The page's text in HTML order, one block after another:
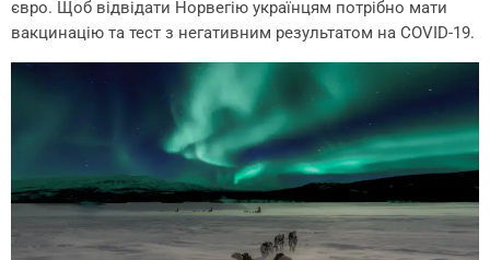
євро. Щоб відвідати Норвегію українцям потрібно мати
вакцинацію та тест з негативним результатом на COVID-19.